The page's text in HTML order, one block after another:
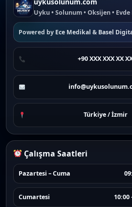
Uyku • Solunum • Oksijen • Evde
Powered by Ece Medikal & Basel
+90 XXX XXX XX
Türkiye / İzmir
Çalışma Saatleri
Pazartesi – Cuma
Cumartesi 10:00